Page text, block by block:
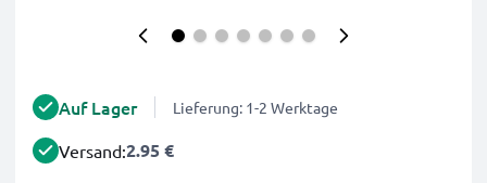
Auf Lager Lieferung: 1-2 Werktage
Versand:2.95 €